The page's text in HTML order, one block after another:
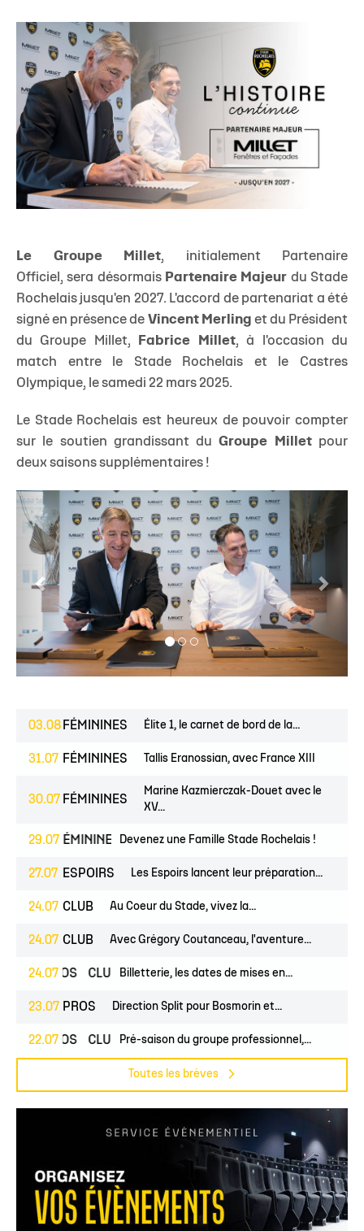
Le Groupe Millet, initialement Partenaire
Officiel, sera désormais Partenaire Majeur du Stade
Rochelais jusqu'en 2027. L'accord de partenariat a été
signé en présence de Vincent Merling et du Président
du Groupe Millet,
Fabrice Millet, à l'occasion du
match entre le Stade Rochelais et le Castres
Olympique, le samedi 22 mars 2025.
Le Stade Rochelais est heureux de pouvoir compter
sur le soutien grandissant duGroupe Milletpour
deux saisons supplémentaires !
03.08 FÉMININES Élite 1, le carnet de bord de la...
31.07 FÉMININES Tallis Eranossian, avec France XIII
30.07 FÉMININES
Marine Kazmierczak-Douet avec le
XV...
29.07
FÉMININES CLUB
Devenez une Famille Stade Rochelais !
27.07 ESPOIRS Les Espoirs lancent leur préparation...
24.07 CLUB Au Coeur du Stade, vivez la...
24.07 CLUB Avec Grégory Coutanceau, l'aventure...
24.07
PROS CLUB Billetterie, les dates de mises en...
23.07 PROS Direction Split pour Bosmorin et...
22.07
PROS CLUB Pré-saison du groupe professionnel,...
Toutes les brèves